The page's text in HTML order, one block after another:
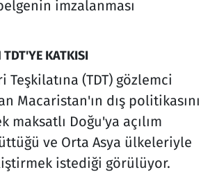
imzalanması
KATKISI
Teşkilatına (TDT) gözlemci
Macaristan'ın dış politikasını
maksatlı Doğu'ya açılım
ve Orta Asya ülkeleriyle
istediği görülüyor.